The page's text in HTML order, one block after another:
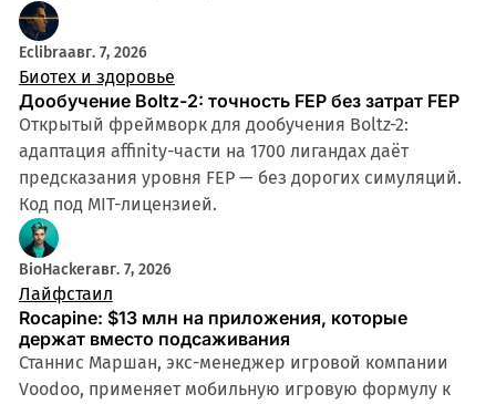
Eclibraавг. 7, 2026
Биотех и здоровье
Дообучение Boltz-2: точность FEP без затрат FEP
Открытый фреймворк для дообучения Boltz-2:
адаптация affinity-части на 1700 лигандах даёт
предсказания уровня FEP — без дорогих симуляций.
Код под MIT-лицензией.
BioHackerавг. 7, 2026
Лайфстаил
Rocapine: $13 млн на приложения, которые
держат вместо подсаживания
Станнис Маршан, экс-менеджер игровой компании
Voodoo, применяет мобильную игровую формулу к